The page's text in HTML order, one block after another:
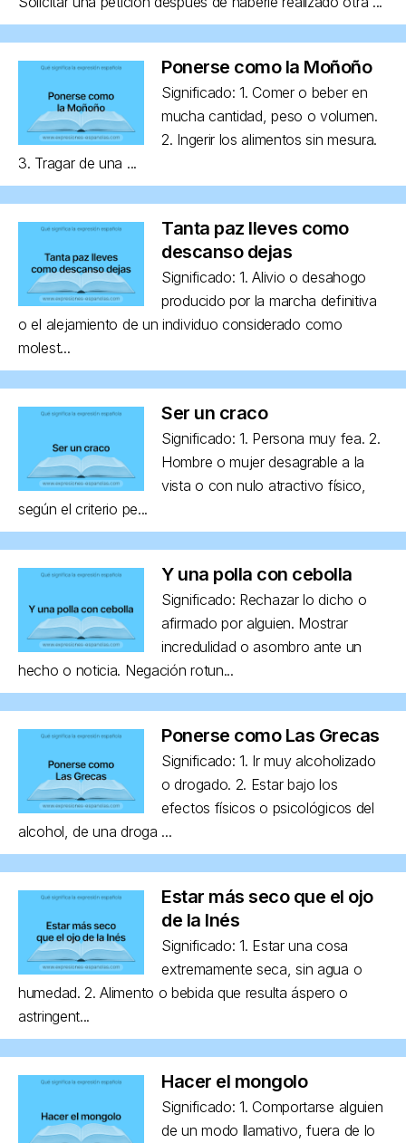
Ponerse como la Moñoño
Significado: 1. Comer o beber en
mucha cantidad, peso o volumen.
2. Ingerir los alimentos sin mesura.
3. Tragar de una ...
Tanta paz lleves como
descanso dejas
Significado: 1. Alivio o desahogo
producido por la marcha definitiva
o el alejamiento de un individuo considerado como
molest...
Ser un craco
Significado: 1. Persona muy fea. 2.
Hombre o mujer desagrable a la
vista o con nulo atractivo físico,
según el criterio pe...
Y una polla con cebolla
Significado: Rechazar lo dicho o
afirmado por alguien. Mostrar
incredulidad o asombro ante un
hecho o noticia. Negación rotun...
Ponerse como Las Grecas
Significado: 1. Ir muy alcoholizado
o drogado. 2. Estar bajo los
efectos físicos o psicológicos del
alcohol, de una droga ...
Estar más seco que el ojo
de la Inés
Significado: 1. Estar una cosa
extremamente seca, sin agua o
humedad. 2. Alimento o bebida que resulta áspero o
astringent...
Hacer el mongolo
Significado: 1. Comportarse alguien
de un modo llamativo, fuera de lo